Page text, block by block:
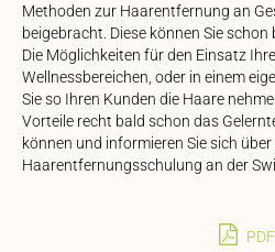
Methoden zur Haarentfernung an
beigebracht. Diese können Sie
Die Möglichkeiten für den Einsatz
Wellnessbereichen, oder in einem
Sie so Ihren Kunden die Haare
Vorteile recht bald schon das
können und informieren Sie sich über
Haarentfernungsschulung an der
PDF